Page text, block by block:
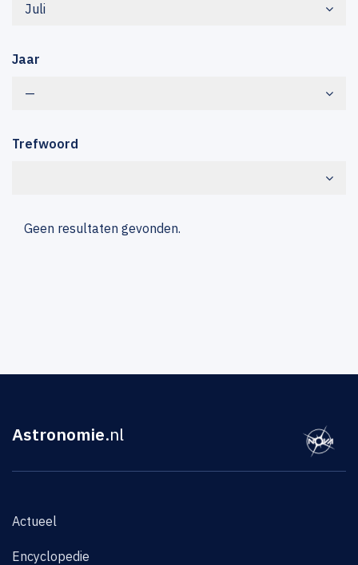
Juli
Jaar
—
Trefwoord
Geen resultaten gevonden.
Astronomie.nl
Actueel
Encyclopedie